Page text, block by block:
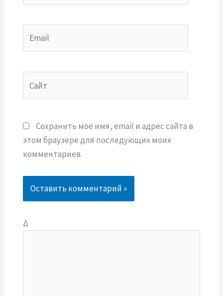
Сохранить моё имя, email и адрес сайта в
этом браузере для последующих моих
комментариев.
Δ